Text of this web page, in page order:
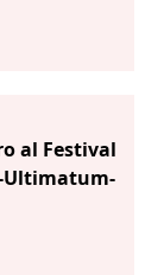
al Festival
Ultimatum-